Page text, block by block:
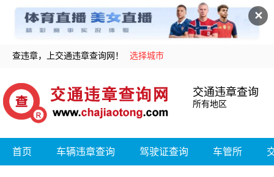
✕
查违章，上交通违章查询网！ 选择城市
交通违章查询
所有地区
首页 车辆违章查询 驾驶证查询 车管所